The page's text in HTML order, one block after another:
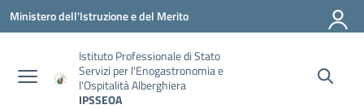
Vai ai contenuti
Vai al menu di navigazione
Vai al footer
Ministero dell'Istruzione e del Merito
Istituto Professionale di Stato
Servizi per l'Enogastronomia e
l'Ospitalità Alberghiera
IPSSEOA